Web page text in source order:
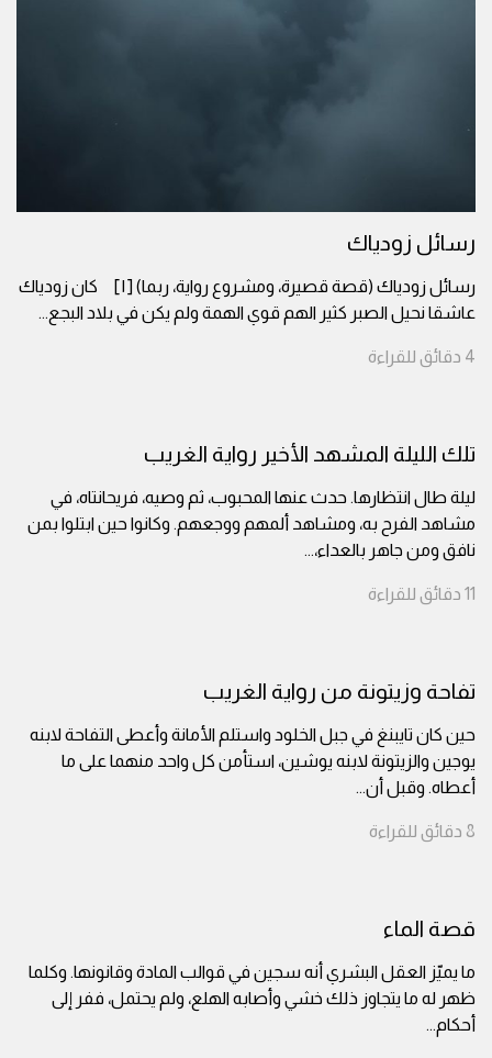
رسائل زودياك
رسائل زودياك (قصة قصيرة، ومشروع رواية، ربما) [١] كان زودياك
عاشقا نحيل الصبر كثير الهم قوي الهمة ولم يكن في بلاد البجع...
4 دقائق للقراءة
تلك الليلة المشهد الأخير رواية الغريب
ليلة طال انتظارها. حدث عنها المحبوب، ثم وصيه، فريحانتاه، في
مشاهد الفرح به، ومشاهد ألمهم ووجعهم. وكانوا حين ابتلوا بمن
نافق ومن جاهر بالعداء،...
11 دقائق للقراءة
تفاحة وزيتونة من رواية الغريب
حين كان تايبنغ في جبل الخلود واستلم الأمانة وأعطى التفاحة لابنه
يوجين والزيتونة لابنه يوشين، استأمن كل واحد منهما على ما
أعطاه. وقبل أن...
8 دقائق للقراءة
قصة الماء
ما يميّز العقل البشري أنه سجين في قوالب المادة وقانونها. وكلما
ظهر له ما يتجاوز ذلك خشي وأصابه الهلع، ولم يحتمل، ففر إلى
أحكام...